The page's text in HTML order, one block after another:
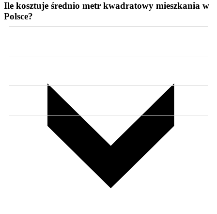
Ile kosztuje średnio metr kwadratowy mieszkania w
Polsce?